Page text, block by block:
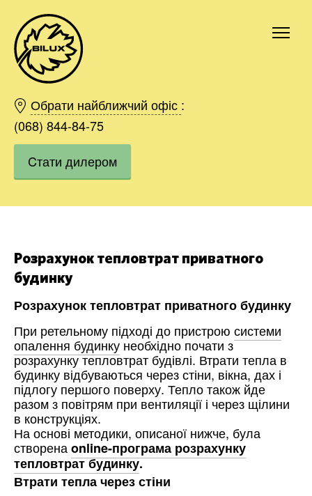
Обрати найближчий офіс :
(068) 844-84-75
Cтати дилером
Розрахунок тепловтрат приватного
будинку
Розрахунок тепловтрат приватного будинку
При ретельному підході до пристрою системи
опалення будинкунеобхідно почати з
розрахунку тепловтрат будівлі. Втрати тепла в
будинку відбуваються через стіни, вікна, дах і
підлогу першого поверху. Тепло також йде
разом з повітрям при вентиляції і через щілини
в конструкціях.
На основі методики, описаної нижче, була
створенаonline-програма розрахунку
тепловтрат будинку.
Втрати тепла через стіни
Київ
Харків
Одесса
Дніпро
Івано-Франківськ
Область
Замовити